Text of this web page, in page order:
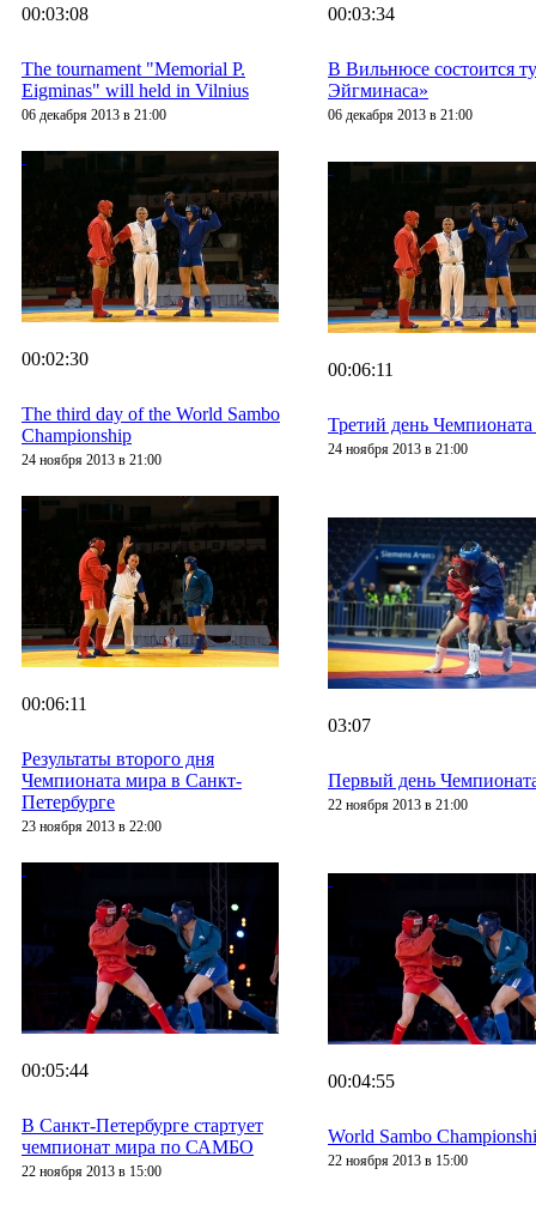
00:03:08
The tournament "Memorial P.
Eigminas" will held in Vilnius
06 декабря 2013 в 21:00
00:03:34
В Вильнюсе состоится
Эйгминаса»
06 декабря 2013 в 21:00
00:02:30
The third day of the World Sambo
Championship
24 ноября 2013 в 21:00
00:06:11
Третий день
24 ноября 2013 в 21:00
00:06:11
Результаты второго дня
Чемпионата мира в Санкт-
Петербурге
23 ноября 2013 в 22:00
03:07
Первый день
22 ноября 2013 в 21:00
00:05:44
В Санкт-Петербурге стартует
чемпионат мира по САМБО
22 ноября 2013 в 15:00
00:04:55
World Sambo
22 ноября 2013 в 15:00